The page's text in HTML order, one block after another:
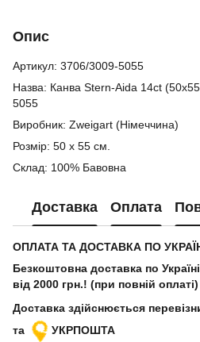
Опис
Артикул: 3706/3009-5055
Назва: Канва Stern-Aida 14ct
5055
Виробник: Zweigart (Німеччина)
Розмір: 50 х 55 см.
Склад: 100% Бавовна
Доставка Оплата
ОПЛАТА ТА ДОСТАВКА ПО
Безкоштовна доставка по
від 2000 грн.! (при повній оплаті)
Доставка здійснюється
та
УКРПОШТА